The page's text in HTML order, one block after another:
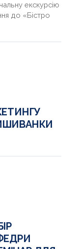
екскурсію
до «Бістро